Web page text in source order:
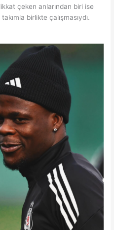
çeken anlarından biri ise
takımla birlikte çalışmasıydı.